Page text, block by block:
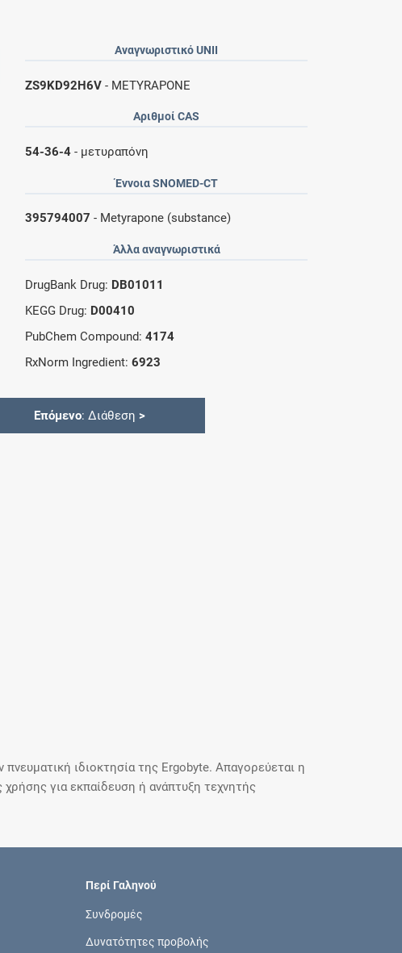
Αναγνωριστικό UNII
ZS9KD92H6V - METYRAPONE
Αριθμοί CAS
54-36-4 - μετυραπόνη
Έννοια SNOMED-CT
395794007 - Metyrapone (substance)
Άλλα αναγνωριστικά
DrugBank Drug: DB01011
KEGG Drug: D00410
PubChem Compound:4174
RxNorm Ingredient:6923
Επόμενο: Διάθεση >
ιδιοκτησία της Ergobyte. Απαγορεύεται η
για εκπαίδευση ή ανάπτυξη τεχνητής
Περί Γαληνού
Συνδρομές
Δυνατότητες προβολής